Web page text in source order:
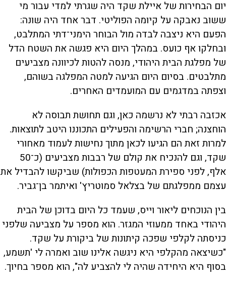
יום הבחירות של איילת שקד היה שגרתי למדי עבור מי
ששוב נאבקה על קיומה הפוליטי. דבר אחד היה שונה:
הפעם היא ניצבה לבדה מול הבוחר הימני־דתי המתלבט,
ובחלקו אף כועס. במהלך היום היא פגשה את השטח הדל
של מפלגת הבית היהודי, מנסה להטות לכיוונה מצביעים
מתלבטים. בסיום היום הגיעה למטה המפלגה בשוהם,
וצפתה במדגמים עם המועמדים האחרים.
אכזבה רבתי לא נרשמה כאן, וגם תחושת תבוסה לא
הוחצנה; חברי הרשימה והפעילים התכוננו היטב לתוצאות.
למרות זאת הם הגיעו לכאן מתוך נחישות לעמוד מאחורי
שקד, וגם להנכיח את קולם של רבבות מצביעים (כ־50
אלף, לפני ספירת המעטפות הכפולות) שביקשו להבדיל את
עצמם ממפלגתם של בצלאל סמוטריץ' ואיתמר בן־גביר.
בין הנוכחים ליאור וייס, שעמד כל היום בדוכן של הבית
היהודי באחד ממעוזי המגזר. הוא מספר על מצביעה שלפני
כניסתה לקלפי שפכה קיתונות של ביקורת על שקד.
"כשיצאה מהקלפי היא ניגשה אלינו שוב ואמרה לי 'תשמע,
בסוף היא היחידה שהיה לי להצביע לה", הוא מספר בחיוך.